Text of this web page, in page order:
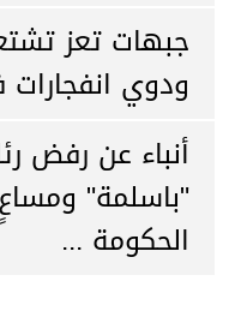
جبهات تعز
ودوي
أنباء عن رفض
"باسلمة"
الحكومة ...